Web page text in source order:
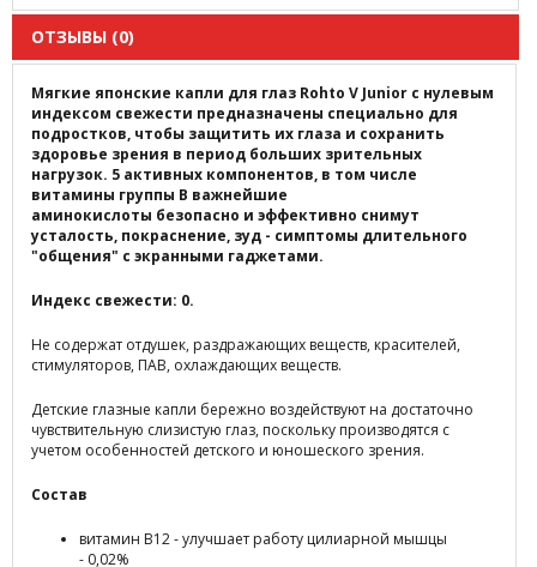
ОТЗЫВЫ (0)
Мягкие японские капли для глаз Rohto V Junior с нулевым
индексом свежести предназначены специально для
подростков, чтобы защитить их глаза и сохранить
здоровье зрения в период больших зрительных
нагрузок. 5 активных компонентов, в том числе
витамины группы В важнейшие
аминокислоты безопасно и эффективно снимут
усталость, покраснение, зуд - симптомы длительного
"общения" с экранными гаджетами.
Индекс свежести: 0.
Не содержат отдушек, раздражающих веществ, красителей,
стимуляторов, ПАВ, охлаждающих веществ.
Детские глазные капли бережно воздействуют на достаточно
чувствительную слизистую глаз, поскольку производятся с
учетом особенностей детского и юношеского зрения.
Состав
витамин В12 - улучшает работу цилиарной мышцы
- 0,02%